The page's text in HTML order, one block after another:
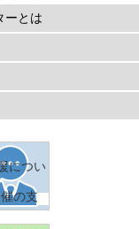
ーとは
につい
の支